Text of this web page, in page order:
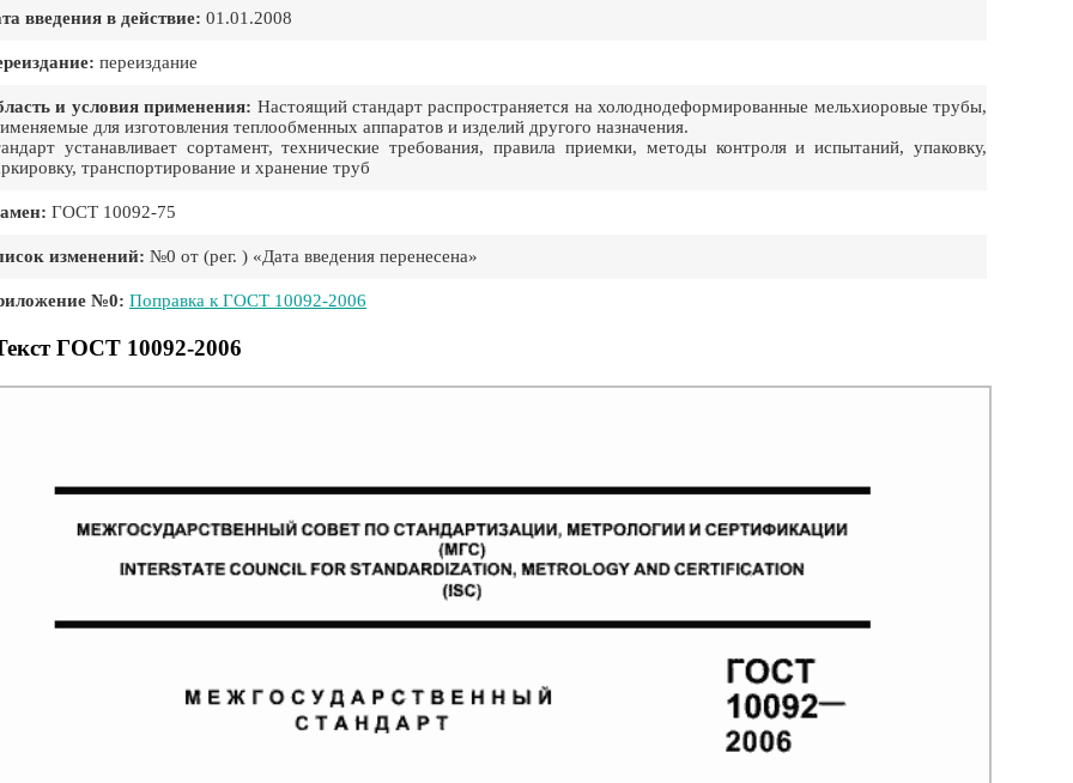
введения в действие: 01.01.2008
переиздание
и условия применения: Настоящий стандарт распространяется на холоднодеформированные мельхиоровые трубы,
для изготовления теплообменных аппаратов и изделий другого назначения.
устанавливает сортамент, технические требования, правила приемки, методы контроля и испытаний, упаковку,
транспортирование и хранение труб
ГОСТ 10092-75
изменений: №0 от (рег. ) «Дата введения перенесена»
№0: Поправка к ГОСТ 10092-2006
ГОСТ 10092-2006